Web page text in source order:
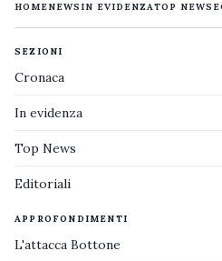
HOMENEWS IN EVIDENZATOP NEWS
SEZIONI
Cronaca
In evidenza
Top News
Editoriali
APPROFONDIMENTI
L'attacca Bottone